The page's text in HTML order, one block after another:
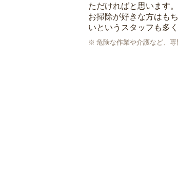
ただければと思います。
お掃除が好きな方はも
いというスタッフも多
危険な作業や介護など、